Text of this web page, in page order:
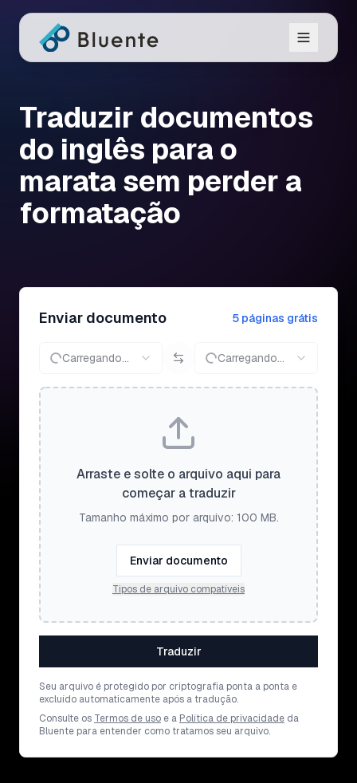
Traduzir documentos
do inglês para o
marata sem perder a
formatação
Enviar documento 5 páginas grátis
Carregando... Carregando...
Arraste e solte o arquivo aqui para
começar a traduzir
Tamanho máximo por arquivo: 100 MB.
Enviar documento
Tipos de arquivo compatíveis
Traduzir
Seu arquivo é protegido por criptografia ponta a ponta e
excluído automaticamente após a tradução.
Consulte os Termos de uso e a Política de privacidade da
Bluente para entender como tratamos seu arquivo.